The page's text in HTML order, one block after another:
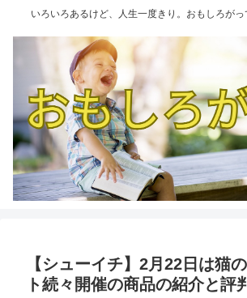
いろいろあるけど、人生一度きり。おもしろがっ
【シューイチ】2月22日は猫
ト続々開催の商品の紹介と評